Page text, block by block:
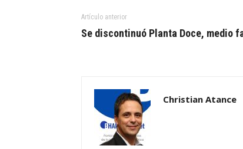
Artículo anterior
Se discontinuó Planta Doce, medio
Christian Atance